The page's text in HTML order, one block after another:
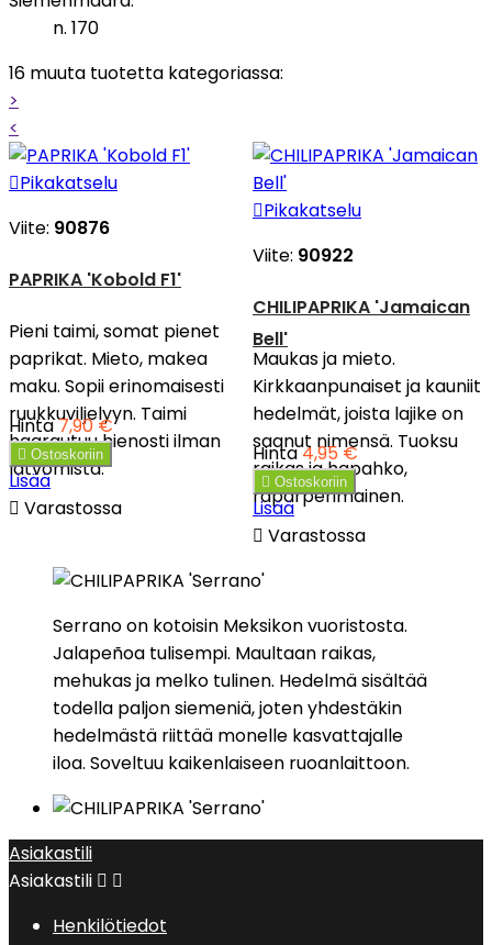
n. 170
16 muuta tuotetta kategoriassa:
>
<
Pikakatselu
Viite: 90876
PAPRIKA 'Kobold F1'
Pieni taimi, somat pienet
paprikat. Mieto, makea
maku. Sopii erinomaisesti
ruukkuviljelyyn. Taimi
haarautuu hienosti ilman
latvomista.
Hinta7,90 €
 Ostoskoriin
Lisää
 Varastossa
Pikakatselu
Viite: 90922
CHILIPAPRIKA 'Jamaican
Bell'
Maukas ja mieto.
Kirkkaanpunaiset ja kauniit
hedelmät, joista lajike on
saanut nimensä. Tuoksu
raikas ja hapahko,
raparperimainen.
Hinta4,95 €
 Ostoskoriin
Lisää
 Varastossa
Serrano on kotoisin Meksikon vuoristosta.
Jalapeñoa tulisempi. Maultaan raikas,
mehukas ja melko tulinen. Hedelmä sisältää
todella paljon siemeniä, joten yhdestäkin
hedelmästä riittää monelle kasvattajalle
iloa. Soveltuu kaikenlaiseen ruoanlaittoon.
Asiakastili
Asiakastili  
Henkilötiedot